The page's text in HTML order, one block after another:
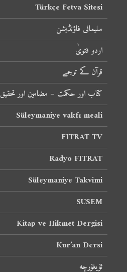
Türkçe Fetva Sitesi
سلیمانی فاؤنڈیشن
اردو فتویٰ
قرآن کے ترجمے
کتاب اور حکمت – مضامین اور تحقیق
Süleymaniye vakfı meali
FITRAT TV
Radyo FITRAT
Süleymaniye Takvimi
SUSEM
Kitap ve Hikmet Dergisi
Kur’an Dersi
ئۇيغۇرچە